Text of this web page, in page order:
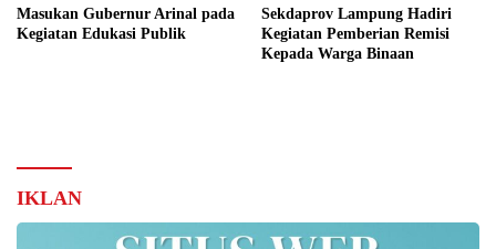
Masukan Gubernur Arinal pada
Kegiatan Edukasi Publik
Sekdaprov Lampung Hadiri
Kegiatan Pemberian Remisi
Kepada Warga Binaan
IKLAN